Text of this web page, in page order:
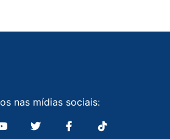
nas mídias sociais: